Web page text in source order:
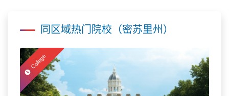
同区域热门院校（密苏里州）
College